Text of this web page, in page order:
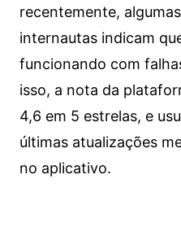
recentemente,
internautas indicam
funcionando com
isso, a nota da
4,6 em 5 estrelas, e
últimas atualizações
no aplicativo.